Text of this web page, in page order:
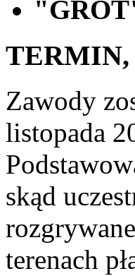
Zawody
listopada
skąd
terenach